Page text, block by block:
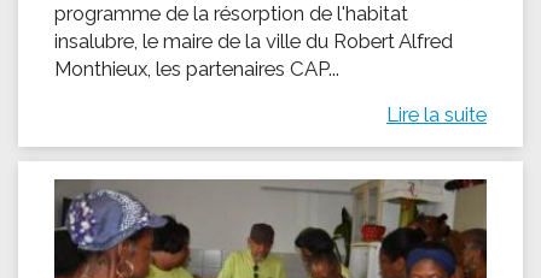
programme de la résorption de l'habitat
insalubre, le maire de la ville du Robert Alfred
Monthieux, les partenaires CAP...
Lire la suite